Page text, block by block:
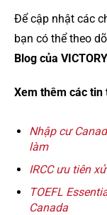
Để cập nhật các
bạn có thể theo
Blog của VICTORY
Xem thêm các
Nhập cư
làm
IRCC ưu tiên
TOEFL
Canada